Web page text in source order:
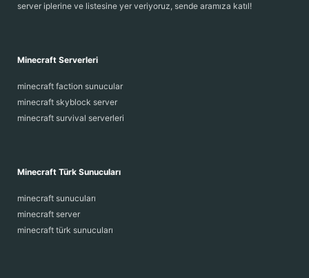
server iplerine ve listesine yer veriyoruz, sende aramıza katıl!
Minecraft Serverleri
minecraft faction sunucular
minecraft skyblock server
minecraft survival serverleri
Minecraft Türk Sunucuları
minecraft sunucuları
minecraft server
minecraft türk sunucuları